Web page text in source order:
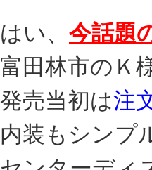
はい、 今話
富田林市のＫ
発売当初は注
内装もシンプ